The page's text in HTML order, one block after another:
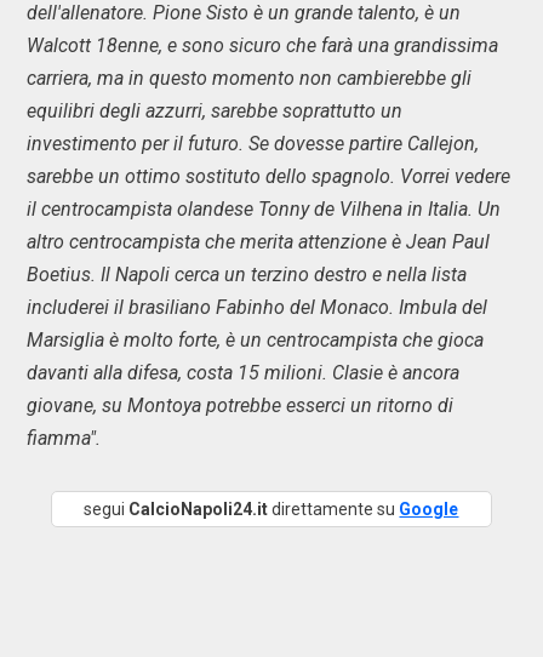
dell'allenatore. Pione Sisto è un grande talento, è un
Walcott 18enne, e sono sicuro che farà una grandissima
carriera, ma in questo momento non cambierebbe gli
equilibri degli azzurri, sarebbe soprattutto un
investimento per il futuro. Se dovesse partire Callejon,
sarebbe un ottimo sostituto dello spagnolo. Vorrei vedere
il centrocampista olandese Tonny de Vilhena in Italia. Un
altro centrocampista che merita attenzione è Jean Paul
Boetius. Il Napoli cerca un terzino destro e nella lista
includerei il brasiliano Fabinho del Monaco. Imbula del
Marsiglia è molto forte, è un centrocampista che gioca
davanti alla difesa, costa 15 milioni. Clasie è ancora
giovane, su Montoya potrebbe esserci un ritorno di
fiamma".
segui CalcioNapoli24.itdirettamente su Google